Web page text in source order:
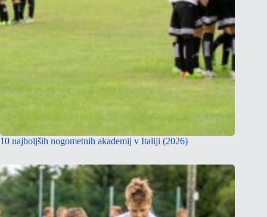
10 najboljših nogometnih akademij v Italiji (2026)